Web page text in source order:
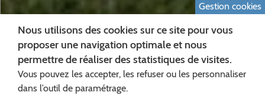
Gestion cookies
Nous utilisons des cookies sur ce site pour vous
proposer une navigation optimale et nous
permettre de réaliser des statistiques de visites.
Vous pouvez les accepter, les refuser ou les personnaliser
dans l’outil de paramétrage.